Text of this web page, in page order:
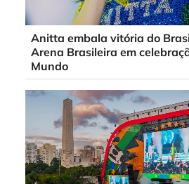
Anitta embala vitória do
Arena Brasileira em
Mundo